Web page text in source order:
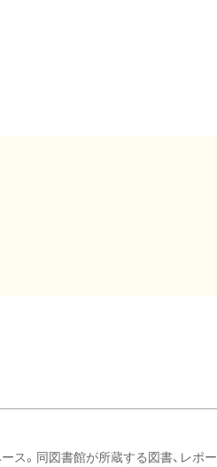
ス。同図書館が所蔵する図書、レポー